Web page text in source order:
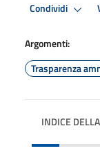
Condividi
Argomenti:
Trasparenza
INDICE